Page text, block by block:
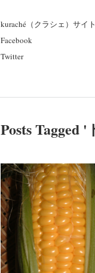
kuraché（クラシェ）サイ
Facebook
Twitter
Posts Tagged '